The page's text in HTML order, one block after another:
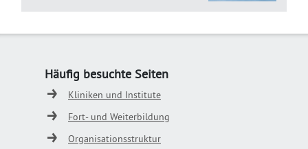
Häufig besuchte Seiten
Kliniken und Institute
Fort- und Weiterbildung
Organisationsstruktur